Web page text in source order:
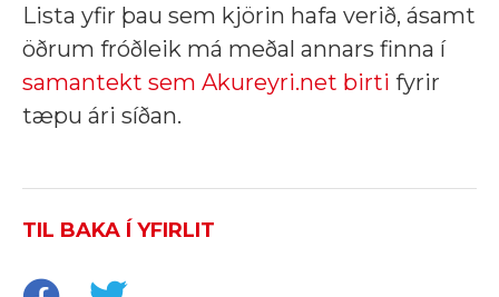
Lista yfir þau sem kjörin hafa verið, ásamt
öðrum fróðleik má meðal annars finna í
samantekt sem Akureyri.net birti fyrir
tæpu ári síðan.
TIL BAKA Í YFIRLIT